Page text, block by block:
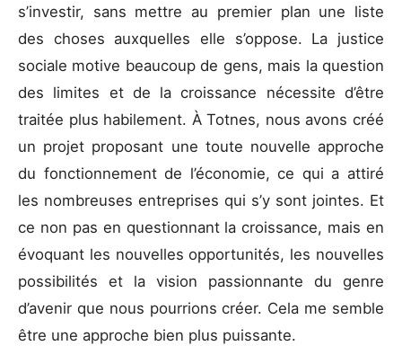
s’investir, sans mettre au premier plan une liste
des choses auxquelles elle s’oppose. La justice
sociale motive beaucoup de gens, mais la question
des limites et de la croissance nécessite d’être
traitée plus habilement. À Totnes, nous avons créé
un projet proposant une toute nouvelle approche
du fonctionnement de l’économie, ce qui a attiré
les nombreuses entreprises qui s’y sont jointes. Et
ce non pas en questionnant la croissance, mais en
évoquant les nouvelles opportunités, les nouvelles
possibilités et la vision passionnante du genre
d’avenir que nous pourrions créer. Cela me semble
être une approche bien plus puissante.